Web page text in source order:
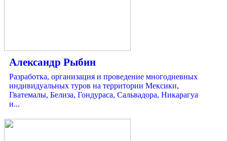
Александр Рыбин
Разработка, организация и проведение многодневных
индивидуальных туров на территории Мексики,
Гватемалы, Белиза, Гондураса, Сальвадора, Никарагуа
и...